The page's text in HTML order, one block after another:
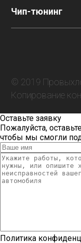
Чип-тюнинг
© 2019
Копирование
Оставьте заявку
Пожалуйста,
чтобы мы смогли
Политика